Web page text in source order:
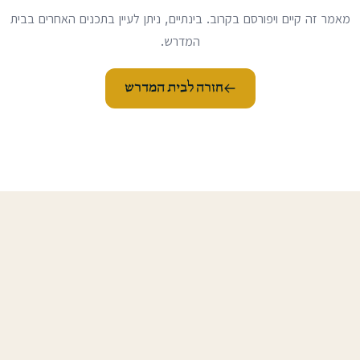
מאמר זה קיים ויפורסם בקרוב. בינתיים, ניתן לעיין בתכנים האחרים בבית
המדרש.
חזרה לבית המדרש